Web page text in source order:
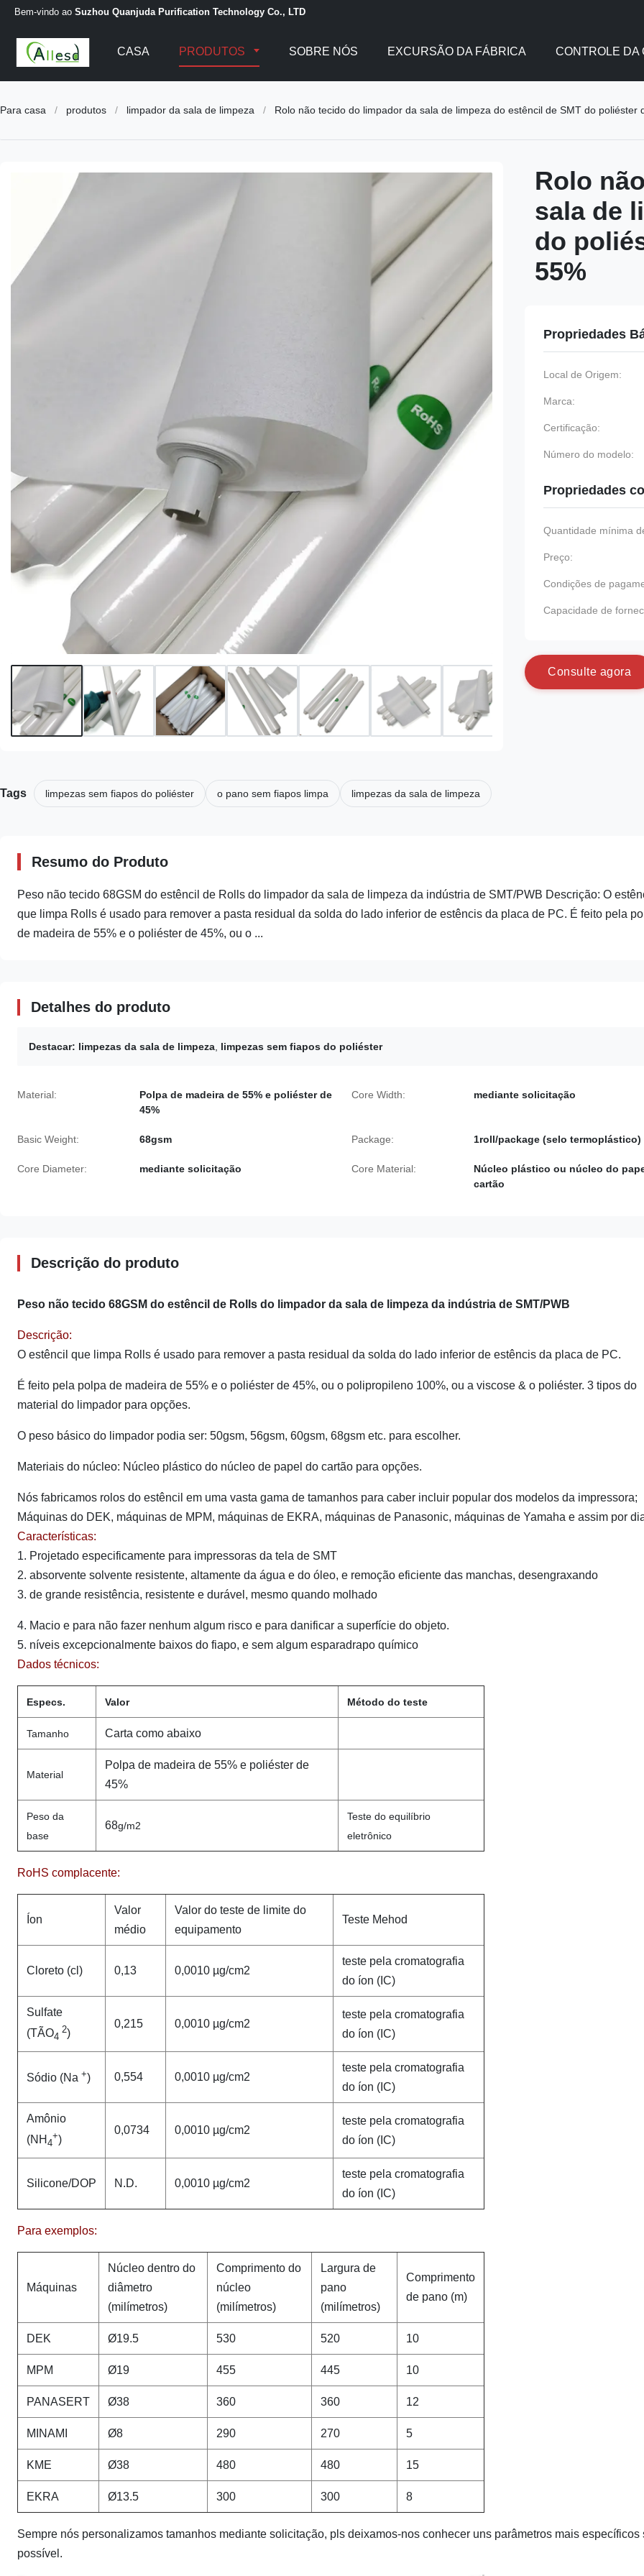
Bem-vindo ao Suzhou Quanjuda Purification Technology Co., LTD
CASA PRODUTOS SOBRE NÓS EXCURSÃO DA FÁBRICA CONTROLE DA
Para casa / produtos / limpador da sala de limpeza / Rolo não tecido do limpador da sala de limpeza do estêncil de SMT do poliéster
Rolo
sala de
do
55%
Propriedades
Local de Origem:
Marca:
Certificação:
Número do modelo:
Propriedades
Quantidade mínima
Preço:
Condições de
Capacidade de
Consu te agora
Tags limpezas sem fiapos do poliéster o pano sem fiapos limpa limpezas da sala de limpeza
Resumo do Produto
Peso não tecido 68GSM do estêncil de Rolls do limpador da sala de limpeza da indústria de SMT/PWB Descrição: O
que limpa Rolls é usado para remover a pasta residual da solda do lado inferior de estêncis da placa de PC. É feito pela
de madeira de 55% e o poliéster de 45%, ou o ...
Detalhes do produto
Destacar: limpezas da sala de limpeza limpezas sem fiapos do poliéster
Material:
Polpa de madeira de 55% e poliéster de
45%
Core Width: mediante solicitação
Basic Weight: 68gsm Package: 1roll/package (selo termoplástico)
Core Diameter: mediante solicitação Core Material:
Núcleo plástico ou núcleo do
cartão
Descrição do produto
Peso não tecido 68GSM do estêncil de Rolls do limpador da sala de limpeza da indústria de SMT/PWB
Descrição:
O estêncil que limpa Rolls é usado para remover a pasta residual da solda do lado inferior de estêncis da placa de PC.
É feito pela polpa de madeira de 55% e o poliéster de 45%, ou o polipropileno 100%, ou a viscose & o poliéster. 3 tipos do
material do limpador para opções.
O peso básico do limpador podia ser: 50gsm, 56gsm, 60gsm, 68gsm etc. para escolher.
Materiais do núcleo: Núcleo plástico do núcleo de papel do cartão para opções.
Nós fabricamos rolos do estêncil em uma vasta gama de tamanhos para caber incluir popular dos modelos da impressora;
Máquinas do DEK, máquinas de MPM, máquinas de EKRA, máquinas de Panasonic, máquinas de Yamaha e assim por
Características:
1. Projetado especificamente para impressoras da tela de SMT
2. absorvente solvente resistente, altamente da água e do óleo, e remoção eficiente das manchas, desengraxando
3. de grande resistência, resistente e durável, mesmo quando molhado
4. Macio e para não fazer nenhum algum risco e para danificar a superfície do objeto.
5. níveis excepcionalmente baixos do fiapo, e sem algum esparadrapo químico
Dados técnicos:
Especs. Valor Método do teste
Tamanho Carta como abaixo
Material
Polpa de madeira de 55% e poliéster de
45%
Peso da
base
68g/m2
Teste do equilíbrio
eletrônico
RoHS complacente:
Íon
Valor
médio
Valor do teste de limite do
equipamento
Teste Mehod
Cloreto (cl) 0,13 0,0010 µg/cm2
teste pela cromatografia
do íon (IC)
Sulfate
(TÃO4
2)
0,215 0,0010 µg/cm2
teste pela cromatografia
do íon (IC)
Sódio (Na +) 0,554 0,0010 µg/cm2
teste pela cromatografia
do íon (IC)
Amônio
(NH 4
+)
0,0734 0,0010 µg/cm2
teste pela cromatografia
do íon (IC)
Silicone/DOP N.D. 0,0010 µg/cm2
teste pela cromatografia
do íon (IC)
Para exemplos:
Máquinas
Núcleo dentro do
diâmetro
(milímetros)
Comprimento do
núcleo
(milímetros)
Largura de
pano
(milímetros)
Comprimento
de pano (m)
DEK Ø19.5 530 520 10
MPM Ø19 455 445 10
PANASERT Ø38 360 360 12
MINAMI Ø8 290 270 5
KME Ø38 480 480 15
EKRA Ø13.5 300 300 8
Sempre nós personalizamos tamanhos mediante solicitação, pls deixamos-nos conhecer uns parâmetros mais específicos
possível.